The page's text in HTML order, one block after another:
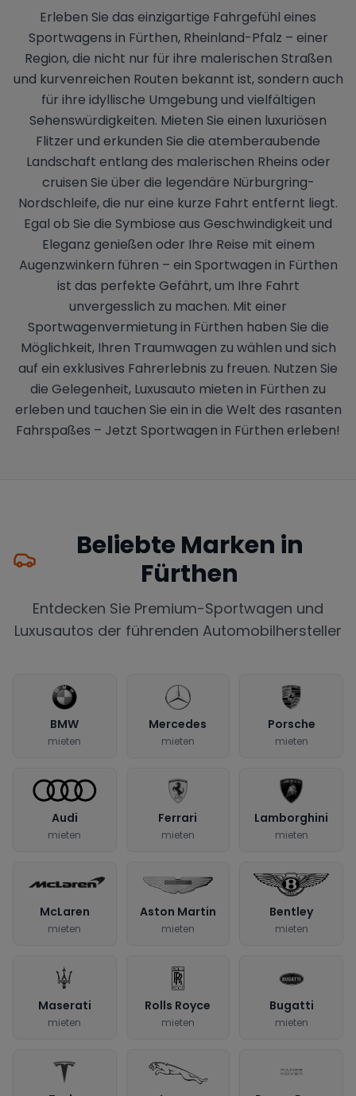
Erleben Sie das einzigartige Fahrgefühl eines
Sportwagens in Fürthen, Rheinland-Pfalz – einer
Region, die nicht nur für ihre malerischen Straßen
und kurvenreichen Routen bekannt ist, sondern auch
für ihre idyllische Umgebung und vielfältigen
Sehenswürdigkeiten. Mieten Sie einen luxuriösen
Flitzer und erkunden Sie die atemberaubende
Landschaft entlang des malerischen Rheins oder
cruisen Sie über die legendäre Nürburgring-
Nordschleife, die nur eine kurze Fahrt entfernt liegt.
Egal ob Sie die Symbiose aus Geschwindigkeit und
Eleganz genießen oder Ihre Reise mit einem
Augenzwinkern führen – ein Sportwagen in Fürthen
ist das perfekte Gefährt, um Ihre Fahrt
unvergesslich zu machen. Mit einer
Sportwagenvermietung in Fürthen haben Sie die
Möglichkeit, Ihren Traumwagen zu wählen und sich
auf ein exklusives Fahrerlebnis zu freuen. Nutzen Sie
die Gelegenheit, Luxusauto mieten in Fürthen zu
erleben und tauchen Sie ein in die Welt des rasanten
Fahrspaßes – Jetzt Sportwagen in Fürthen erleben!
Beliebte Marken in
Fürthen
Entdecken Sie Premium-Sportwagen und
Luxusautos der führenden Automobilhersteller
BMW
mieten
Mercedes
mieten
Porsche
mieten
Audi
mieten
Ferrari
mieten
Lamborghini
mieten
McLaren
mieten
Aston Martin
mieten
Bentley
mieten
Maserati
mieten
Rolls Royce
mieten
Bugatti
mieten